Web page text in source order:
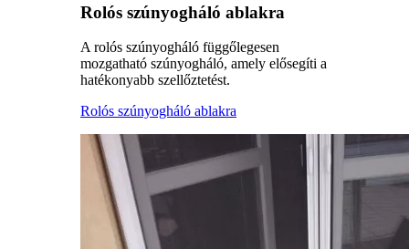
Rolós szúnyogháló ablakra
A rolós szúnyogháló függőlegesen
mozgatható szúnyogháló, amely elősegíti a
hatékonyabb szellőztetést.
Rolós szúnyogháló ablakra